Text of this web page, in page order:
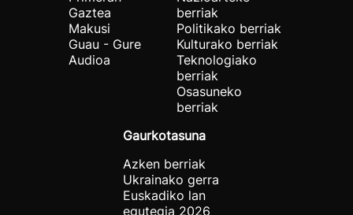
Gaztea
Makusi
Guau - Gure
Audioa
berriak
Politikako berriak
Kulturako berriak
Teknologiako
berriak
Osasuneko
berriak
Gaurkotasuna
Azken berriak
Ukrainako gerra
Euskadiko lan
egutegia 2026